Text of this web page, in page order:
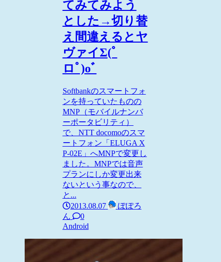
てみてみよう
とした→切り替
え間違えるとヤ
ヴァイΣ(ﾟ
ロﾟ)oﾞ
Softbankのスマートフォ
ンを持っていたものの
MNP（モバイルナンバ
ーポータビリティ）
で、NTT docomoのスマ
ートフォン「ELUGA X
P-02E」へMNPで変更し
ました。MNPでは音声
プランにしか変更出来
ないという事なので、
と...
2013.08.07
ぽぽろ
ん
0
Android